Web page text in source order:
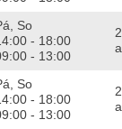
So
- 18:00
- 13:00
So
- 18:00
- 13:00